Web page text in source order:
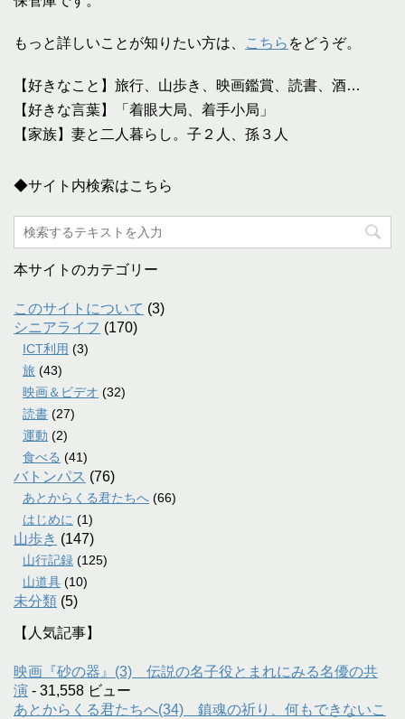
もっと詳しいことが知りたい方は、 こちら をどうぞ。
【好きなこと】旅行、山歩き、映画鑑賞、読書、酒…
【好きな言葉】「着眼大局、着手小局」
【家族】妻と二人暮らし。子２人、孫３人
◆サイト内検索はこちら
本サイトのカテゴリー
このサイトについて (3)
シニアライフ (170)
ICT利用 (3)
旅 (43)
映画＆ビデオ (32)
読書 (27)
運動 (2)
食べる (41)
バトンパス (76)
あとからくる君たちへ (66)
はじめに (1)
山歩き (147)
山行記録 (125)
山道具 (10)
未分類 (5)
【人気記事】
映画『砂の器』(3) 伝説の名子役とまれにみる名優の共
演 - 31,558 ビュー
あとからくる君たちへ(34) 鎮魂の祈り、何もできないこ